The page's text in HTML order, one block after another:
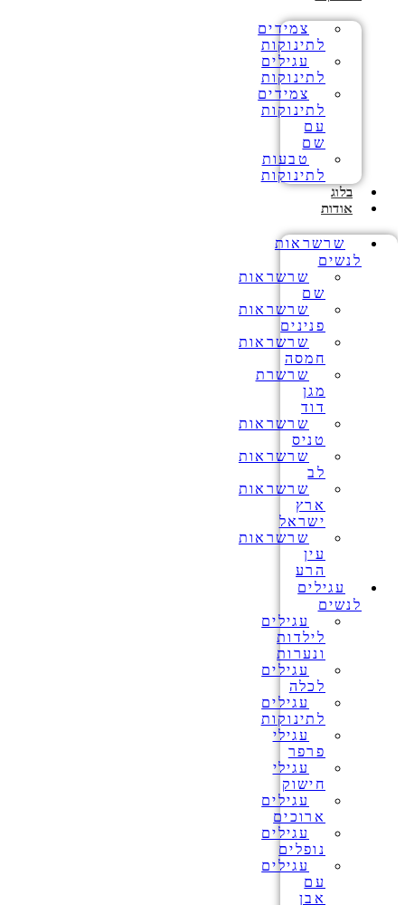
צמידים
לתינוקות
עגילים
לתינוקות
צמידים
לתינוקות
עם
שם
טבעות
לתינוקות
בלוג
אודות
שרשראות
לנשים
שרשראות
שם
שרשראות
פנינים
שרשראות
חמסה
שרשרת
מגן
דוד
שרשראות
טניס
שרשראות
לב
שרשראות
ארץ
ישראל
שרשראות
עין
הרע
עגילים
לנשים
עגילים
לילדות
ונערות
עגילים
לכלה
עגילים
לתינוקות
עגילי
פרפר
עגילי
חישוק
עגילים
ארוכים
עגילים
נופלים
עגילים
עם
אבן